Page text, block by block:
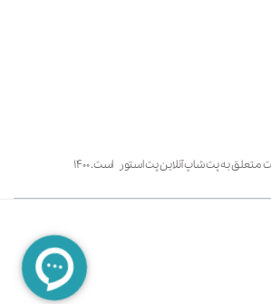
به پت شاپ آنلاین پت استور است. ۱۴۰۰